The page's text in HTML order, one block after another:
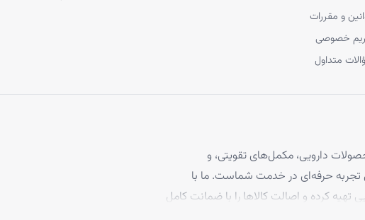
و مقررات
خصوصی
متداول
دارویی، مکمل‌های تقویتی، و
و درمانی پوست و مو، با بیش از ۴ سال تجربه حرفه‌ای در خدمت شماست. ما با
تهیه کرده و اصالت کالاها را با ضمانت کامل